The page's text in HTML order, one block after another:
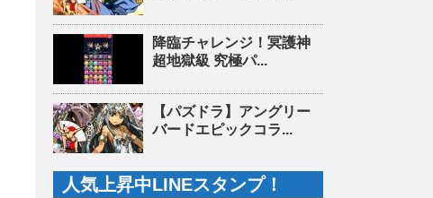
降臨チャレンジ！冥護神
超地獄級 究極パ...
【パズドラ】アングリー
バードエピックコラ...
人気上昇中LINEスタンプ！